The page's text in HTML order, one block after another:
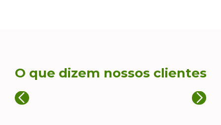
O que dizem nossos clientes